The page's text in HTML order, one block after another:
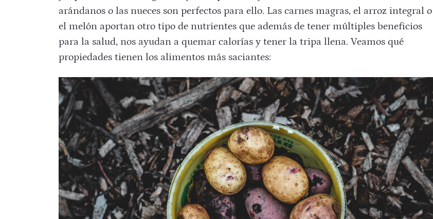
arándanos o las nueces son perfectos para ello. Las carnes magras, el arroz integral o
el melón aportan otro tipo de nutrientes que además de tener múltiples beneficios
para la salud, nos ayudan a quemar calorías y tener la tripa llena. Veamos qué
propiedades tienen los alimentos más saciantes: